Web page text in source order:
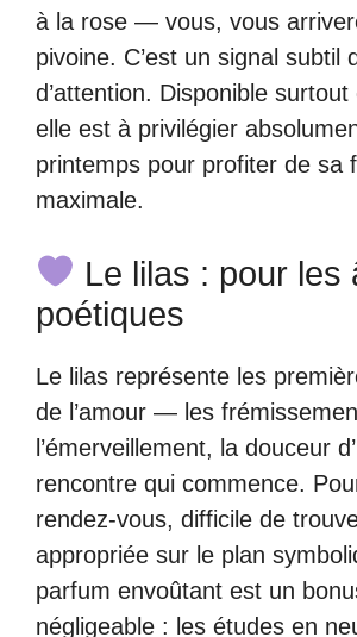
à la rose — vous, vous
pivoine. C’est un signal subtil
d’attention. Disponible surtout
elle est à privilégier
printemps pour profiter de sa
maximale.
Le lilas : pour les
poétiques
Le lilas représente les
de l’amour — les
l’émerveillement, la douceur
rencontre qui commence.
rendez-vous, difficile de
appropriée sur le plan
parfum envoûtant est un
négligeable : les études en